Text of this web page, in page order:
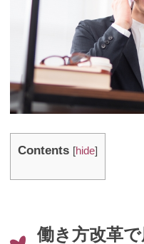
Contents [hide]
働き方改革